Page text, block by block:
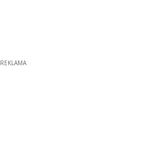
REKLAMA